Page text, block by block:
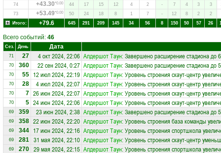
74
+43.30*0.00 44 17 15 12 4 2 - 7 4 3 3
73
+53.49*0.00 50 24 18 8 1 7 - 12 8 2
2
Итого:
+79.6 645 291 209 145 34 56 8 150 50 57 26
Всего событий: 46
Сез. День Дата
71 27 4 окт 2024, 22:06 Алдершот Таун: Завершено расширение стадиона до
70 360 22 сен 2024, 0:27 Алдершот Таун: Завершено расширение стадиона до
70 55 12 июл 2024, 22:19 Алдершот Таун: Уровень строения скаут-центр
70 28 4 июл 2024, 22:07 Алдершот Таун: Уровень строения скаут-центр
70 7 26 июн 2024, 22:07 Алдершот Таун: Уровень строения скаут-центр
70 5 24 июн 2024, 22:06 Алдершот Таун: Уровень строения скаут-центр
69 359 23 июн 2024, 2:38 Алдершот Таун: Завершено расширение стадиона до
69 358 22 июн 2024, 22:20 Алдершот Таун: Уровень строения база команды
69 344 17 июн 2024, 22:16 Алдершот Таун: Уровень строения спортшкола
69 281 31 мая 2024, 22:10 Алдершот Таун: Уровень строения скаут-центр
69 270 29 мая 2024, 22:15 Алдершот Таун: Уровень строения спортшкола